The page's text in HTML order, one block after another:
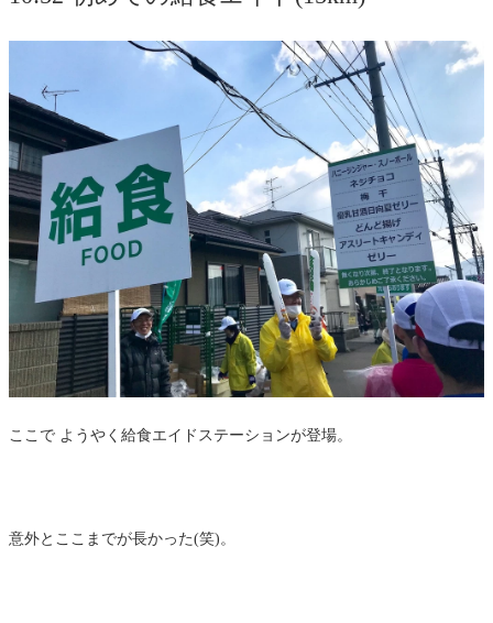
ここで ようやく給食エイドステーションが登場。
意外とここまでが長かった(笑)。